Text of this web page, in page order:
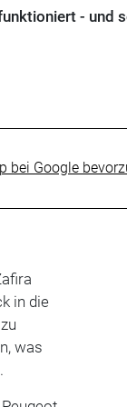
- und
bei Google
in die
was